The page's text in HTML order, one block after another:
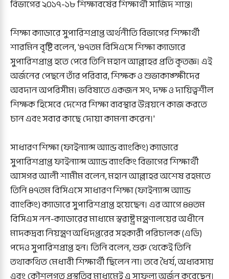
বিভাগের ২০১৭-১৮ শিক্ষাবর্ষের শিক্ষার্থী সাজিদ শান্ত।
শিক্ষা ক্যাডারে সুপারিশপ্রাপ্ত অর্থনীতি বিভাগের শিক্ষার্থী
শারমিন বৃষ্টি বলেন, '৪৭তম বিসিএসে শিক্ষা ক্যাডারে
সুপারিশপ্রাপ্ত হতে পেরে তিনি মহান আল্লাহর প্রতি কৃতজ্ঞ। এই
অর্জনের পেছনে তাঁর পরিবার, শিক্ষক ও শুভাকাঙ্ক্ষীদের
অবদান অপরিসীম। ভবিষ্যতে একজন সৎ, দক্ষ ও দায়িত্বশীল
শিক্ষক হিসেবে দেশের শিক্ষা ব্যবস্থার উন্নয়নে কাজ করতে
চান এবং সবার কাছে দোয়া কামনা করেন।'
সাধারণ শিক্ষা (ফাইন্যান্স অ্যান্ড ব্যাংকিং) ক্যাডারে
সুপারিশপ্রাপ্ত ফাইন্যান্স অ্যান্ড ব্যাংকিং বিভাগের শিক্ষার্থী
আসগর আলী শামীম বলেন, মহান আল্লাহর অশেষ রহমতে
তিনি ৪৭তম বিসিএসে সাধারণ শিক্ষা (ফাইন্যান্স অ্যান্ড
ব্যাংকিং) ক্যাডারে সুপারিশপ্রাপ্ত হয়েছেন। এর আগে ৪৪তম
বিসিএস নন-ক্যাডারের মাধ্যমে স্বরাষ্ট্র মন্ত্রণালয়ের অধীনে
মাদকদ্রব্য নিয়ন্ত্রণ অধিদপ্তরের সহকারী পরিচালক (এডি)
পদেও সুপারিশপ্রাপ্ত হন। তিনি বলেন, শুরু থেকেই তিনি
তথাকথিত মেধাবী শিক্ষার্থী ছিলেন না। তবে ধৈর্য, অধ্যবসায়